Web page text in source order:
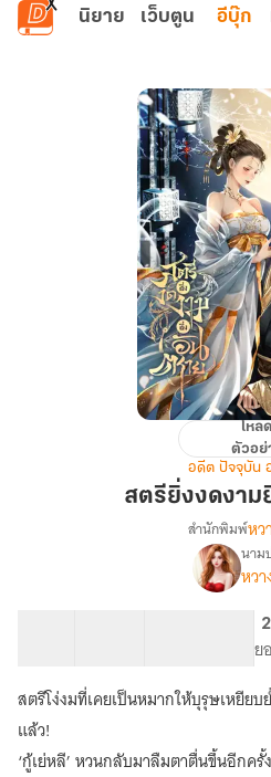
ข้ามไปยังเนื้อหาหลัก
นิยาย เว็บตูน อีบุ๊ก
งดงาม
อันตราย
โหลด
ตัวอย่
อดีต ปัจจุบัน
สตรียิ่งงดงาม
เรื่อ
สต
ยิ่ง
ยิ่ง
อั
สำนักพิมพ์หว
นาม
หว
ย
สตรีโง่งมที่เคยเป็นหมากให้บุรุษเหยีย
แล้ว!
‘กู้เย่หลี’ หวนกลับมาลืมตาตื่นขึ้นอีกครั้